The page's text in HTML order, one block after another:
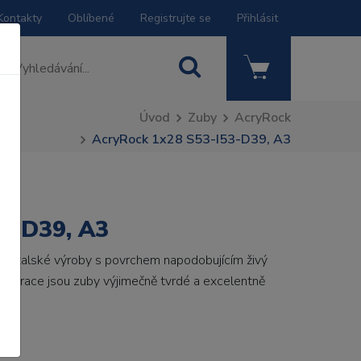
Oblíbené Registrujte se Přihlásit
Úvod Zuby
AcryRock
AcryRock 1x28 S53-I53-D39, A3
D39, A3
italské výroby s povrchem napodobujícím živý
jsou zuby výjimečně tvrdé a excelentně